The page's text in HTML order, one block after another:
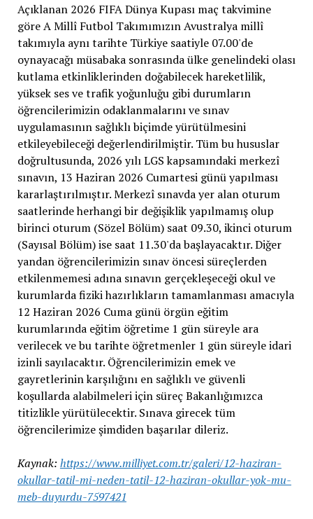
Açıklanan 2026 FIFA Dünya Kupası maç takvimine
göre A Millî Futbol Takımımızın Avustralya millî
takımıyla aynı tarihte Türkiye saatiyle 07.00'de
oynayacağı müsabaka sonrasında ülke genelindeki olası
kutlama etkinliklerinden doğabilecek hareketlilik,
yüksek ses ve trafik yoğunluğu gibi durumların
öğrencilerimizin odaklanmalarını ve sınav
uygulamasının sağlıklı biçimde yürütülmesini
etkileyebileceği değerlendirilmiştir. Tüm bu hususlar
doğrultusunda, 2026 yılı LGS kapsamındaki merkezî
sınavın, 13 Haziran 2026 Cumartesi günü yapılması
kararlaştırılmıştır. Merkezî sınavda yer alan oturum
saatlerinde herhangi bir değişiklik yapılmamış olup
birinci oturum (Sözel Bölüm) saat 09.30, ikinci oturum
(Sayısal Bölüm) ise saat 11.30'da başlayacaktır. Diğer
yandan öğrencilerimizin sınav öncesi süreçlerden
etkilenmemesi adına sınavın gerçekleşeceği okul ve
kurumlarda fiziki hazırlıkların tamamlanması amacıyla
12 Haziran 2026 Cuma günü örgün eğitim
kurumlarında eğitim öğretime 1 gün süreyle ara
verilecek ve bu tarihte öğretmenler 1 gün süreyle idari
izinli sayılacaktır. Öğrencilerimizin emek ve
gayretlerinin karşılığını en sağlıklı ve güvenli
koşullarda alabilmeleri için süreç Bakanlığımızca
titizlikle yürütülecektir. Sınava girecek tüm
öğrencilerimize şimdiden başarılar dileriz.
Kaynak: https://www.milliyet.com.tr/galeri/12-haziran-
okullar-tatil-mi-neden-tatil-12-haziran-okullar-yok-mu-
meb-duyurdu-7597421